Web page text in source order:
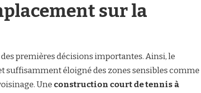
sur la
premières décisions importantes. Ainsi, le
suffisamment éloigné des zones sensibles comme
Une construction court de tennis à